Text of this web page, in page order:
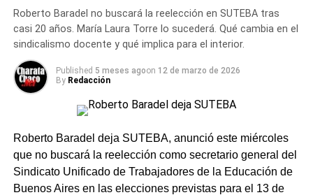
Roberto Baradel no buscará la reelección en SUTEBA tras
casi 20 años. María Laura Torre lo sucederá. Qué cambia en el
sindicalismo docente y qué implica para el interior.
Published 5 meses agoon 12 de marzo de 2026
By Redacción
Roberto Baradel deja SUTEBA, anunció este miércoles
que no buscará la reelección como secretario general del
Sindicato Unificado de Trabajadores de la Educación de
Buenos Aires en las elecciones previstas para el 13 de